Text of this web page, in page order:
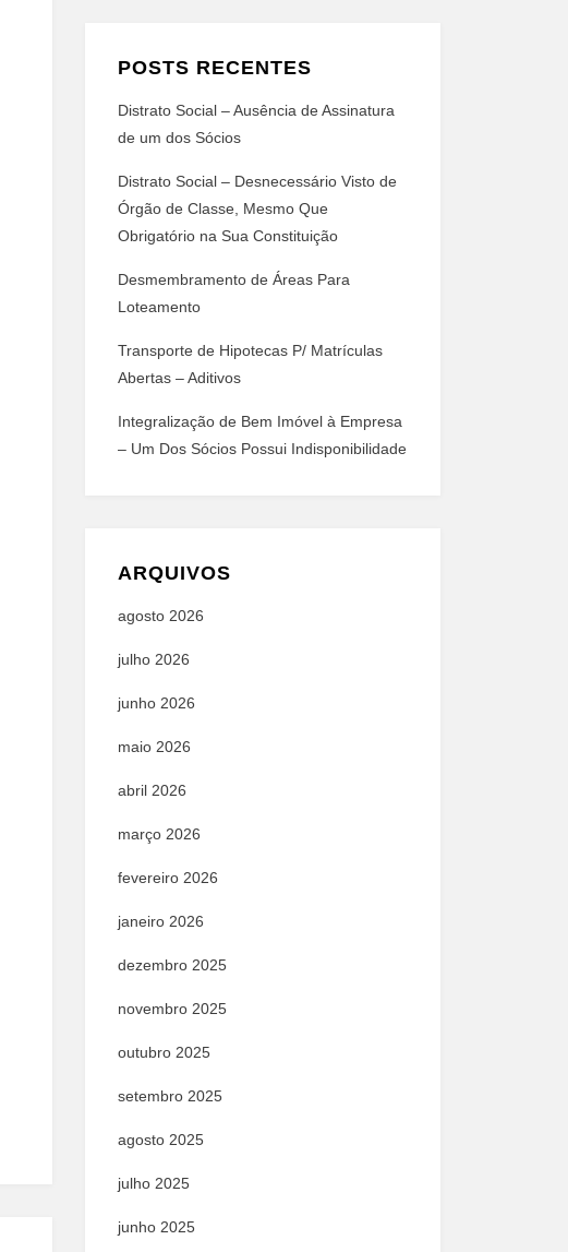
POSTS RECENTES
Distrato Social – Ausência de Assinatura
de um dos Sócios
Distrato Social – Desnecessário Visto de
Órgão de Classe, Mesmo Que
Obrigatório na Sua Constituição
Desmembramento de Áreas Para
Loteamento
Transporte de Hipotecas P/ Matrículas
Abertas – Aditivos
Integralização de Bem Imóvel à Empresa
– Um Dos Sócios Possui Indisponibilidade
ARQUIVOS
agosto 2026
julho 2026
junho 2026
maio 2026
abril 2026
março 2026
fevereiro 2026
janeiro 2026
dezembro 2025
novembro 2025
outubro 2025
setembro 2025
agosto 2025
julho 2025
junho 2025